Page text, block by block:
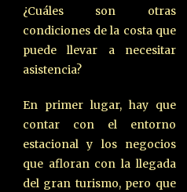
¿Cuáles son otras
condiciones de la costa que
puede llevar a necesitar
asistencia?
En primer lugar, hay que
contar con el entorno
estacional y los negocios
que afloran con la llegada
del gran turismo, pero que